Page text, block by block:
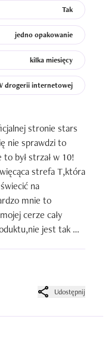
Ptasiego Mleczka,
o cytrynową nutę. 😁
Tak
jedno opakowanie
kilka miesięcy
drogerii internetowej
stronie stars
nie sprawdzi to
był strzał w 10!
strefa T,która
na
mnie to
cerze cały
jest tak
Udostępnij